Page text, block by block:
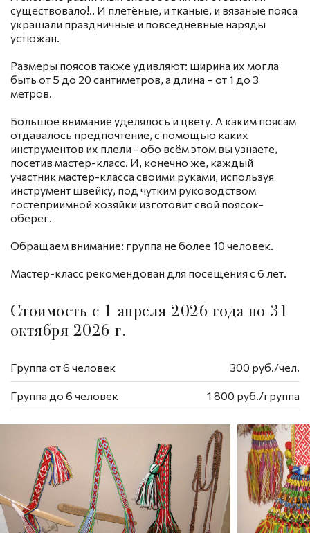
существовало!.. И плетёные, и тканые, и вязаные пояса
украшали праздничные и повседневные наряды
устюжан.
Размеры поясов также удивляют: ширина их могла
быть от 5 до 20 сантиметров, а длина – от 1 до 3
метров.
Большое внимание уделялось и цвету. А каким поясам
отдавалось предпочтение, с помощью каких
инструментов их плели - обо всём этом вы узнаете,
посетив мастер-класс. И, конечно же, каждый
участник мастер-класса своими руками, используя
инструмент швейку, под чутким руководством
гостеприимной хозяйки изготовит свой поясок-
оберег.
Обращаем внимание: группа не более 10 человек.
Мастер-класс рекомендован для посещения с 6 лет.
Стоимость с 1 апреля 2026 года по 31
октября 2026 г.
Группа от 6 человек 300 руб./чел.
Группа до 6 человек 1 800 руб./группа